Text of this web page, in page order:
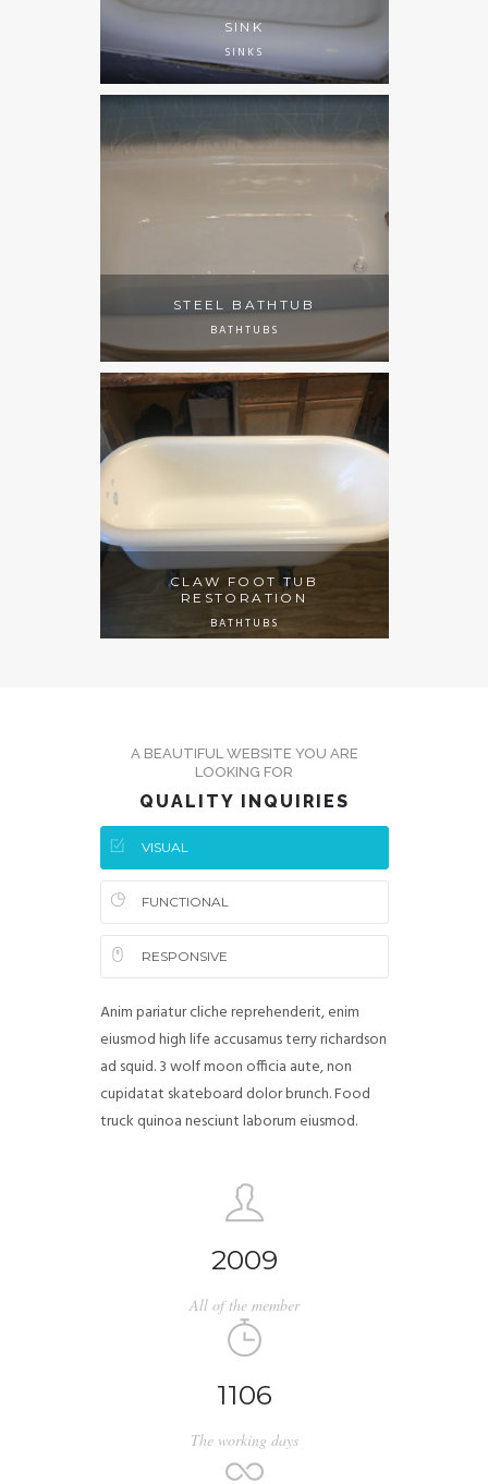
SINK
SINKS
STEEL BATHTUB
BATHTUBS
CLAW FOOT TUB
RESTORATION
BATHTUBS
A BEAUTIFUL WEBSITE YOU ARE
LOOKING FOR
QUALITY INQUIRIES
VISUAL
FUNCTIONAL
RESPONSIVE
Anim pariatur cliche reprehenderit, enim
eiusmod high life accusamus terry richardson
ad squid. 3 wolf moon officia aute, non
cupidatat skateboard dolor brunch. Food
truck quinoa nesciunt laborum eiusmod.
2009
All of the member
1106
The working days